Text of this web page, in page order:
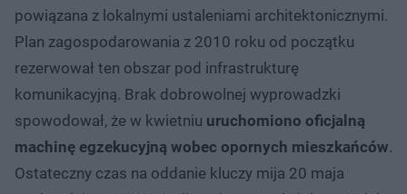
powiązana z lokalnymi ustaleniami architektonicznymi.
Plan zagospodarowania z 2010 roku od początku
rezerwował ten obszar pod infrastrukturę
komunikacyjną. Brak dobrowolnej wyprowadzki
spowodował, że w kwietniu uruchomiono oficjalną
machinę egzekucyjną wobec opornych mieszkańców.
Ostateczny czas na oddanie kluczy mija 20 maja